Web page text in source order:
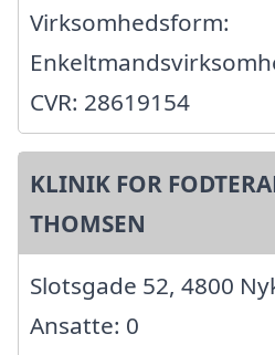
Virksomhedsform:
CVR: 28619154
KLINIK FOR
THOMSEN
Slotsgade 52, 4800
Ansatte: 0